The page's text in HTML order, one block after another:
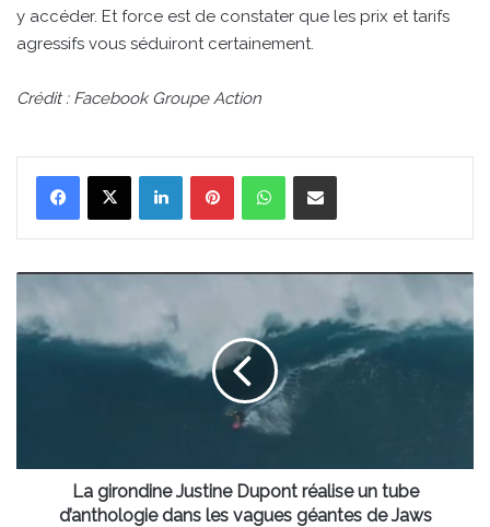
y accéder. Et force est de constater que les prix et tarifs
agressifs vous séduiront certainement.
Crédit : Facebook Groupe Action
LinkedinPinterestWhatsAppPartager par email
Justine
dans
vagues
La girondine Justine Dupont réalise un tube
d’anthologie dans les vagues géantes de Jaws